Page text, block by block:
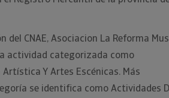
del CNAE, Asociacion La Reforma
actividad categorizada como
Y Artes Escénicas. Más
se identifica como Actividades